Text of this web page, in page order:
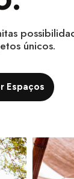
únicos.
Espaços